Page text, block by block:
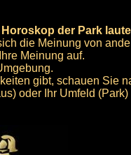
der Park
die Meinung von
Meinung auf.
gibt, schauen Sie
oder Ihr Umfeld